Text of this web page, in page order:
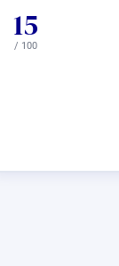
15
/ 100